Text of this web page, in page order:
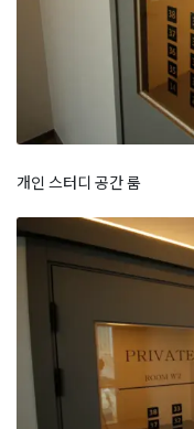
개인 스터디 공간 룸